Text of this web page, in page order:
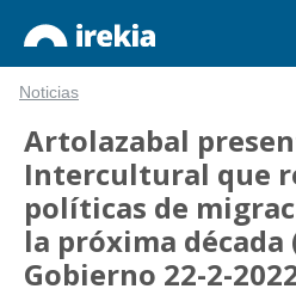
Noticias
Artolazabal
Intercultural que
políticas de
la próxima década
Gobierno 22-2-